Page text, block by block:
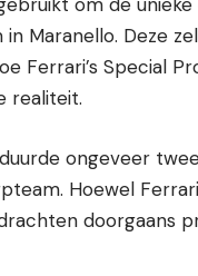
Maranello. Deze
Ferrari’s Special
realiteit.
ongeveer
Hoewel
doorgaans